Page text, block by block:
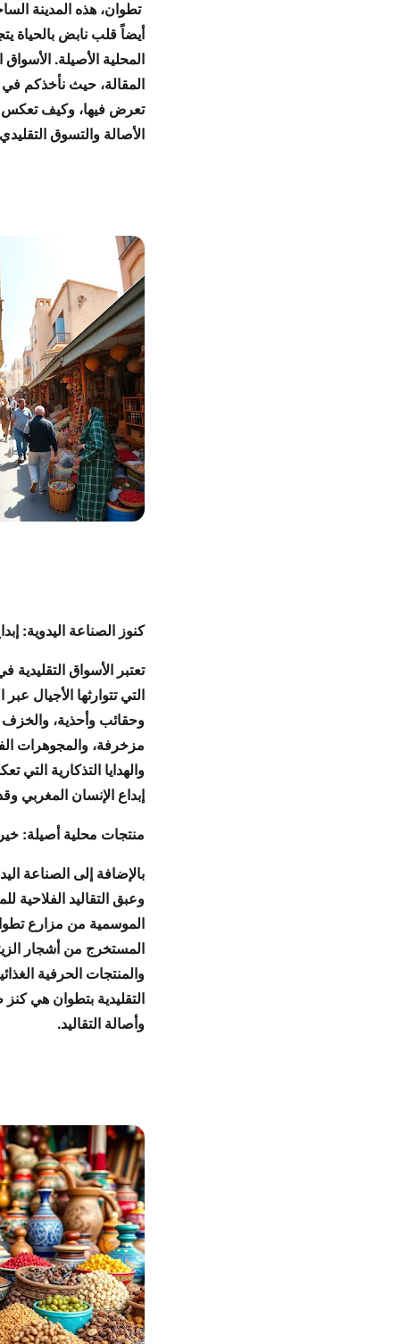
تطوان، هذه المدينة
أيضاًقلب نابض بالحياة
المحلية الأصيلة. الأسواق
المقالة، حيث نأخذكم
تعرض فيها، وكيف
الأصالة والتسوق التقليدي
كنوز الصناعة اليدوية:
تعتبر الأسواق التقليدية
التي تتوارثها الأجيال عبر
وحقائب وأحذية، والخزف
مزخرفة، والمجوهرات
والهدايا التذكارية التي
إبداع الإنسان المغربي و
منتجات محلية أصيلة:
بالإضافة إلى الصناعة
وعبق التقاليد الفلاحية
الموسمية من مزارع
المستخرج منأشجار
والمنتجات الحرفية
التقليدية بتطوان هيكنز
وأصالة التقاليد.